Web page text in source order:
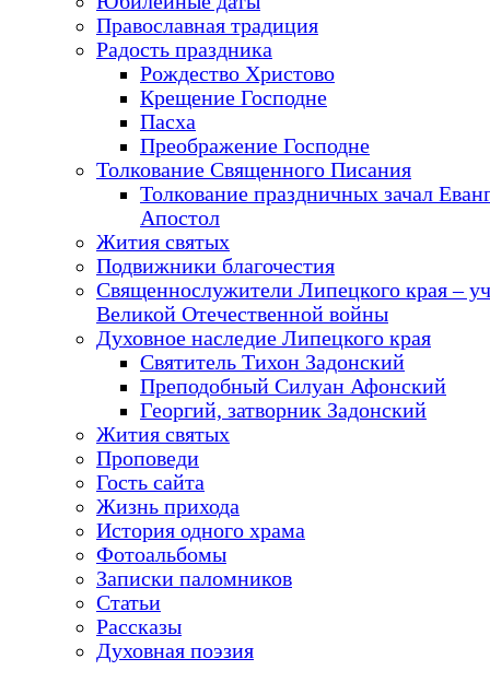
Православная традиция
Радость праздника
Рождество Христово
Крещение Господне
Пасха
Преображение Господне
Толкование Священного Писания
Толкование праздничных зачал
Апостол
Жития святых
Подвижники благочестия
Священнослужители Липецкого края –
Великой Отечественной войны
Духовное наследие Липецкого края
Святитель Тихон Задонский
Преподобный Силуан Афонский
Георгий, затворник Задонский
Жития святых
Проповеди
Гость сайта
Жизнь прихода
История одного храма
Фотоальбомы
Записки паломников
Статьи
Рассказы
Духовная поэзия